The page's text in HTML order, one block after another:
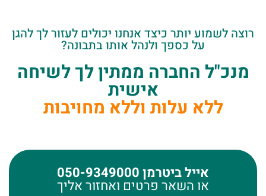
רוצה לשמוע יותר כיצד אנחנו יכולים לעזור לך להגן
על כספך ולנהל אותו בתבונה?
מנכ"ל החברה ממתין לך לשיחה
אישית
ללא עלות וללא מחויבות
אייל ביטרמן050-9349000
או השאר פרטים ואחזור אליך